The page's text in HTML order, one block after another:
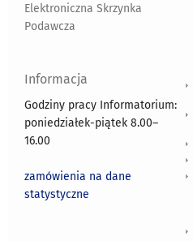
Elektroniczna Skrzynka
Podawcza
Informacja
Godziny pracy Informatorium:
poniedziałek-piątek 8.00–
16.00
zamówienia na dane
statystyczne